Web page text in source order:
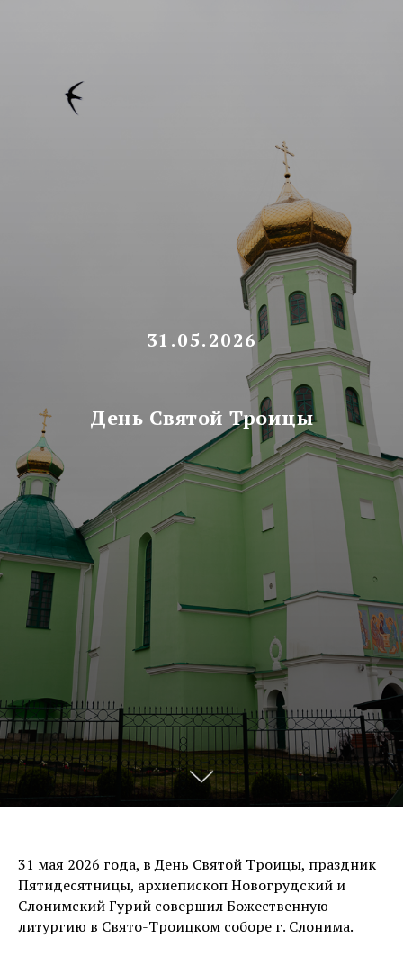
31.05.2026
День Святой Троицы
31 мая 2026 года, в День Святой Троицы, праздник
Пятидесятницы, архиепископ Новогрудский и
Слонимский Гурий совершил Божественную
литургию в Свято-Троицком соборе г. Слонима.